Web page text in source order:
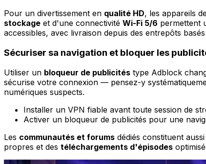
Pour un divertissement en qualité HD, les appareils
stockage et d'une connectivité Wi-Fi 5/6 permettent
accessibles, avec livraison depuis des entrepôts
Sécuriser sa navigation et bloquer les
Utiliser un bloqueur de publicités type Adblock
sécurise votre connexion — pensez-y
numériques suspects.
Installer un VPN fiable avant toute session de
Activer un bloqueur de publicités pour une
Les communautés et forums dédiés constituent
propres et des téléchargements d'épisodes